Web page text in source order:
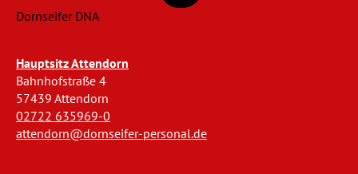
Dornseifer DNA
Hauptsitz Attendorn
Bahnhofstraße 4
57439 Attendorn
02722 635969-0
attendorn@dornseifer-personal.de